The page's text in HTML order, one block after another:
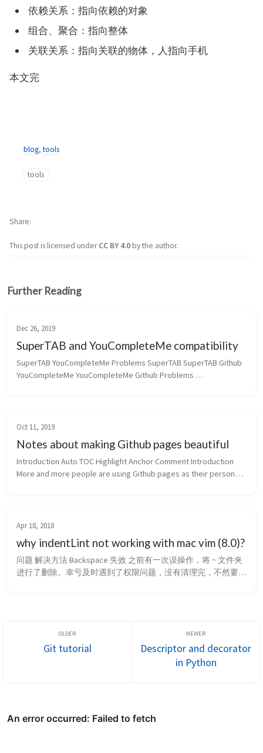
依赖关系：指向依赖的对象
组合、聚合：指向整体
关联关系：指向关联的物体，人指向手机
本文完
blog,tools
tools
This post is licensed underCC BY 4.0by the author.
Share
Further Reading
Dec 26, 2019
SuperTAB and YouCompleteMe compatibility
SuperTAB YouCompleteMe Problems SuperTAB SuperTAB Github
YouCompleteMe YouCompleteMe Github Problems
Oct 11, 2019
Notes about making Github pages beautiful
Introduction Auto TOC Highlight Anchor Comment Introduction
More and more people are using Github pages as their personal
Apr 18, 2018
why indentLint not working with mac vim (8.0)?
问题 解决方法 Backspace 失效 之前有一次误操作，将 ~ 文件夹
进行了删除。幸亏及时遇到了权限问题，没有清理完，不然要悲
Git tutorial
Descriptor and decorator
in Python